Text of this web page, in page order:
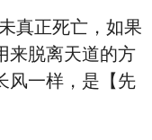
真正死亡，如果
来脱离天道的方
一样，是【先